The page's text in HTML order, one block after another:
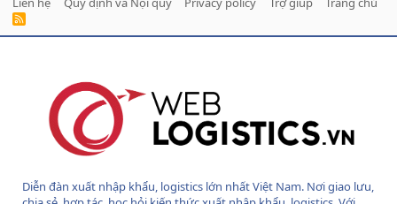
R
Diễn đàn xuất nhập khẩu, logistics lớn nhất Việt Nam. Nơi giao lưu,